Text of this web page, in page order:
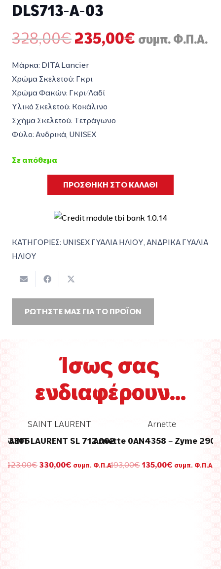
DLS713-A-03
328,00€Original
price
was:
328,00€.
235,00€ Η
τρέχουσα
συμπ. Φ.Π.Α.
Μάρκα: DITA Lancier
Χρώμα Σκελετού: Γκρι
Χρώμα Φακών: Γκρι/Λαδί
Υλικό Σκελετού: Κοκάλινο
Σχήμα Σκελετού: Τετράγωνο
Φύλο: Ανδρικά, UNISEX
Σε απόθεμα
ΠΡΟΣΘΗΚΗ ΣΤΟ ΚΑΛΑΘΙ
ΚΑΤΗΓΟΡΙΕΣ: UNISEX ΓΥΑΛΙΑ ΗΛΙΟΥ ΑΝΔΡΙΚΑ ΓΥΑΛΙΑ
ΗΛΙΟΥ
ΡΩΤΗΣΤΕ ΜΑΣ ΓΙΑ ΤΟ ΠΡΟΪΟΝ
Ίσως σας
ενδιαφέρουν...
SAINT LAURENT
SAINT LAURENT SL 712 002
423,00€ Original
330,00€ Η
συμπ. Φ.Π.Α.
Arnette
Arnette 0AN4358 – Zyme
193,00€ Original
135,00€ Η
συμπ. Φ.Π.Α.